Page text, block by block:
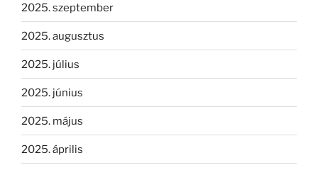
2025. szeptember
2025. augusztus
2025. július
2025. június
2025. május
2025. április